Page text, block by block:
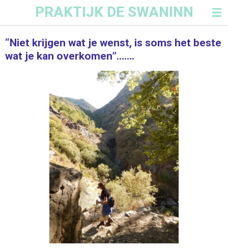
de
hoofdinhoud
PRAKTIJK DE SWANINN
“Niet krijgen wat je wenst, is soms het beste
wat je kan overkomen”…….